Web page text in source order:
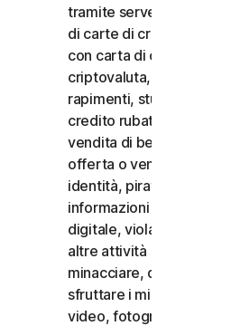
tramite server di terzi,
di carte di credito
con carta di credito,
criptovaluta,
rapimenti, stupri,
credito rubate, vendita
vendita di beni proibiti,
offerta o vendita di
identità, pirateria
informazioni in qualsiasi
digitale, violazioni della
altre attività simili;
minacciare,
sfruttare i minori in
video, fotografie,